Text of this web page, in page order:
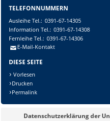
TELEFONNUMMERN
AusleiheTel.: 0391-67-14305
Information Tel.: 0391-67-14308
FernleiheTel.: 0391-67-14306
E-Mail-Kontakt
DIESE SEITE
Vorlesen
Drucken
Permalink
Datenschutzerklärung der